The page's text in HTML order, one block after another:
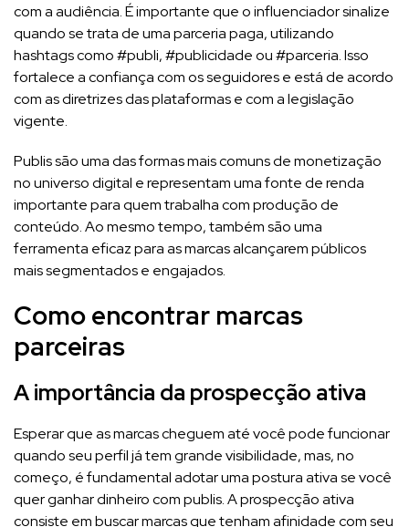
com a audiência. É importante que o influenciador sinalize
quando se trata de uma parceria paga, utilizando
hashtags como #publi, #publicidade ou #parceria. Isso
fortalece a confiança com os seguidores e está de acordo
com as diretrizes das plataformas e com a legislação
vigente.
Publis são uma das formas mais comuns de monetização
no universo digital e representam uma fonte de renda
importante para quem trabalha com produção de
conteúdo. Ao mesmo tempo, também são uma
ferramenta eficaz para as marcas alcançarem públicos
mais segmentados e engajados.
Como encontrar marcas
parceiras
A importância da prospecção ativa
Esperar que as marcas cheguem até você pode funcionar
quando seu perfil já tem grande visibilidade, mas, no
começo, é fundamental adotar uma postura ativa se você
quer ganhar dinheiro com publis. A prospecção ativa
consiste em buscar marcas que tenham afinidade com seu